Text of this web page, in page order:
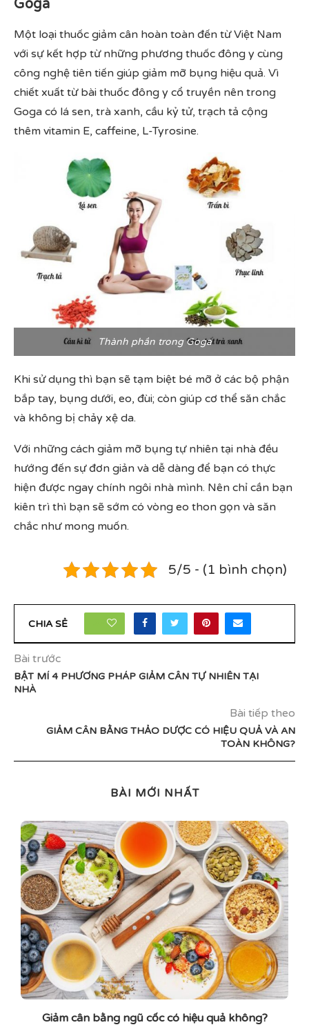
Goga
Một loại thuốc giảm cân hoàn toàn đến từ Việt Nam
với sự kết hợp từ những phương thuốc đông y cùng
công nghệ tiên tiến giúp giảm mỡ bụng hiệu quả. Vì
chiết xuất từ bài thuốc đông y cổ truyền nên trong
Goga có lá sen, trà xanh, cầu kỷ tử, trạch tả cộng
thêm vitamin E, caffeine, L-Tyrosine.
Thành phần trong Goga
Khi sử dụng thì bạn sẽ tạm biệt bé mỡ ở các bộ phận
bắp tay, bụng dưới, eo, đùi; còn giúp cơ thể săn chắc
và không bị chảy xệ da.
Với những cách giảm mỡ bụng tự nhiên tại nhà đều
hướng đến sự đơn giản và dễ dàng để bạn có thực
hiện được ngay chính ngôi nhà mình. Nên chỉ cần bạn
kiên trì thì bạn sẽ sớm có vòng eo thon gọn và săn
chắc như mong muốn.
5/5 - (1 bình chọn)
CHIA SẺ
Bài trước
BẬT MÍ 4 PHƯƠNG PHÁP GIẢM CÂN TỰ NHIÊN TẠI
NHÀ
Bài tiếp theo
GIẢM CÂN BẰNG THẢO DƯỢC CÓ HIỆU QUẢ VÀ AN
TOÀN KHÔNG?
BÀI MỚI NHẤT
Giảm cân bằng ngũ cốc có hiệu quả không?